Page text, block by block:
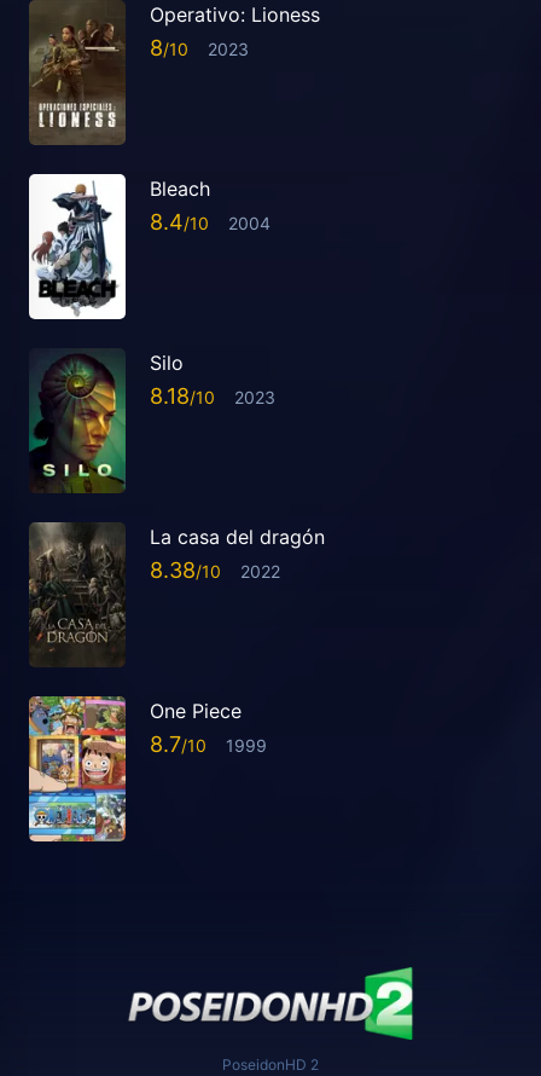
Operativo: Lioness
8 2023
Bleach
8.4 2004
Silo
8.18 2023
La casa del dragón
8.38 2022
One Piece
8.7 1999
PoseidonHD 2